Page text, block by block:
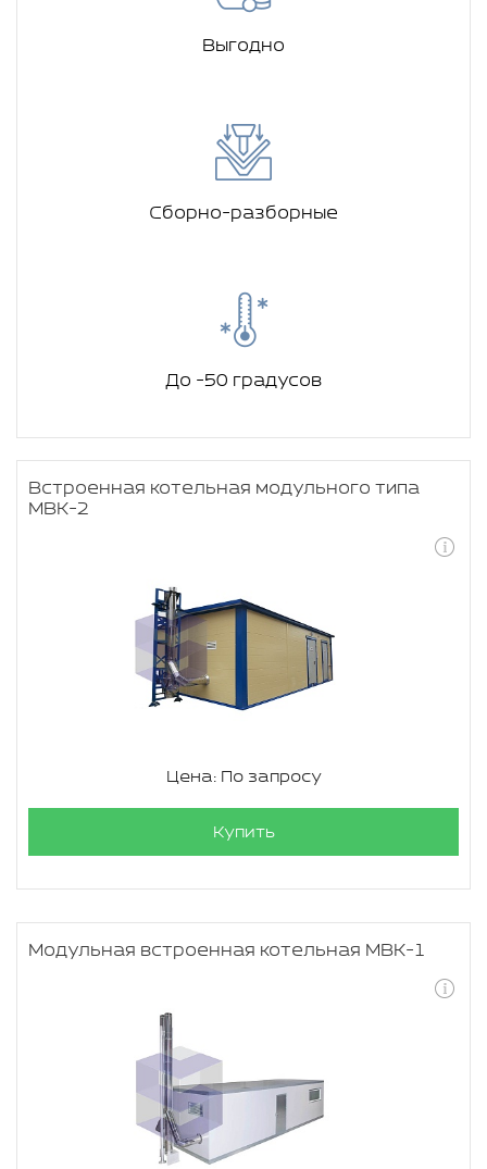
Выгодно
Сборно-разборные
До -50 градусов
Встроенная котельная модульного типа
МВК-2
Цена: По запросу
Купить
Модульная встроенная котельная МВК-1